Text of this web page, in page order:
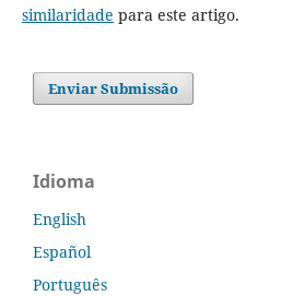
similaridade para este artigo.
Enviar Submissão
Idioma
English
Español
Português